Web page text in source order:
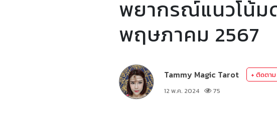
พยากรณ์แนวโน้ม
พฤษภาคม 2567
Tammy Magic Tarot
+ ติดตาม
12 พ.ค. 2024
75